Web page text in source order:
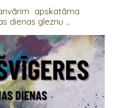
apskatāma
dienas gleznu ...